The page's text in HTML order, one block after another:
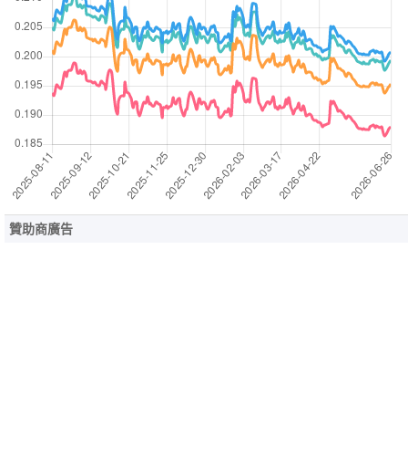
贊助商廣告